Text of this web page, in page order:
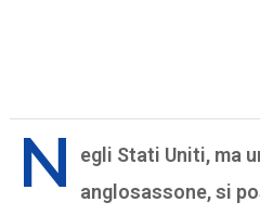
N
egli Stati Uniti, ma
anglosassone, si